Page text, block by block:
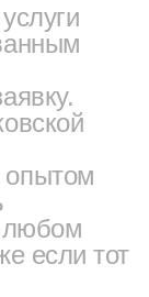
любом
если тот